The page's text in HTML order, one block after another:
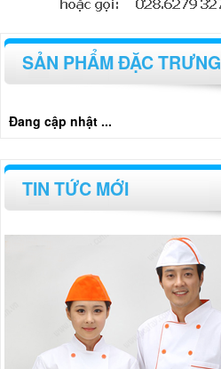
SẢN PHẨM ĐẶC TRƯNG
Đang cập nhật ...
TIN TỨC MỚI